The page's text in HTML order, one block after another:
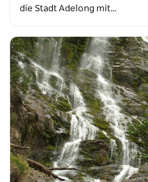
die Stadt Adelong mit…